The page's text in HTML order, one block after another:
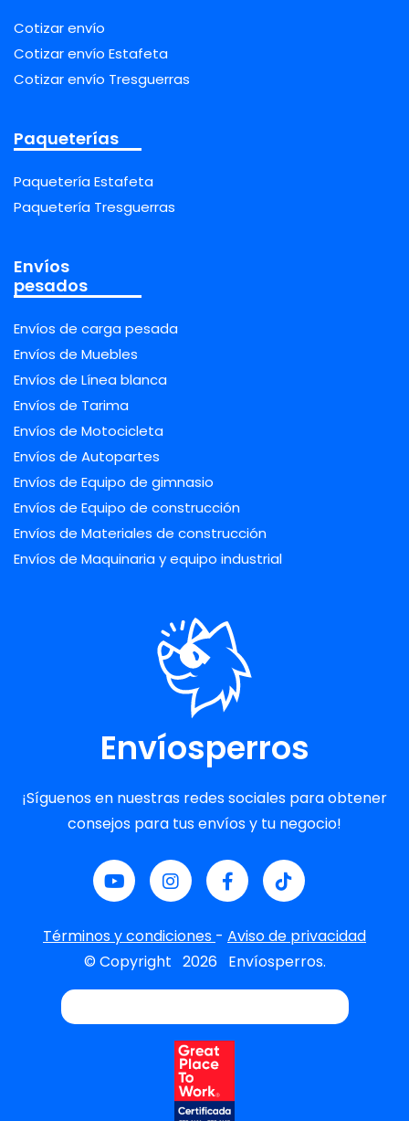
Cotizar envío
Cotizar envío Estafeta
Cotizar envío Tresguerras
Paqueterías
Paquetería Estafeta
Paquetería Tresguerras
Envíos
pesados
Envíos de carga pesada
Envíos de Muebles
Envíos de Línea blanca
Envíos de Tarima
Envíos de Motocicleta
Envíos de Autopartes
Envíos de Equipo de gimnasio
Envíos de Equipo de construcción
Envíos de Materiales de construcción
Envíos de Maquinaria y equipo industrial
Envíosperros
¡Síguenos en nuestras redes sociales para obtener
consejos para tus envíos y tu negocio!
Términos y condiciones - Aviso de privacidad
© Copyright 2026 Envíosperros.